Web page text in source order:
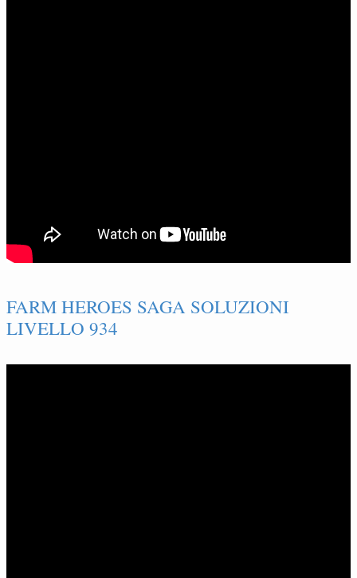
FARM HEROES SAGA SOLUZIONI
LIVELLO 934